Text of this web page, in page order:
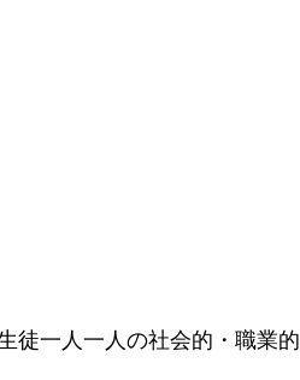
一人一人の社会的・職業